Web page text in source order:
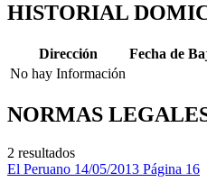
HISTORIAL
Dirección
Fecha de
No hay Información
NORMAS
2 resultados
El Peruano 14/05/2013 Página 16